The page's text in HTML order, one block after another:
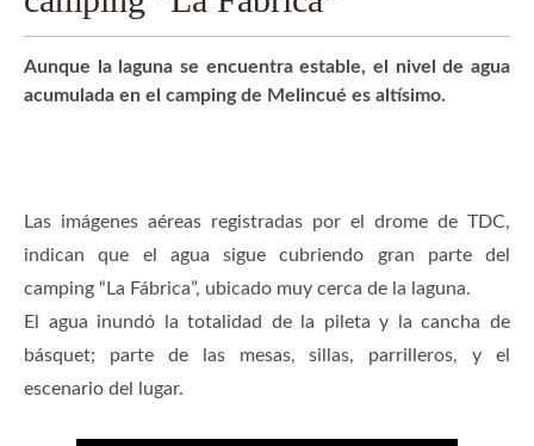
Aunque la laguna se encuentra estable, el nivel de agua
acumulada en el camping de Melincué es altísimo.
Las imágenes aéreas registradas por el drome de TDC,
indican que el agua sigue cubriendo gran parte del
camping “La Fábrica”, ubicado muy cerca de la laguna.
El agua inundó la totalidad de la pileta y la cancha de
básquet; parte de las mesas, sillas, parrilleros, y el
escenario del lugar.